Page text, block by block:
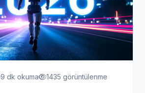
9 dk okuma 1435 görüntülenme